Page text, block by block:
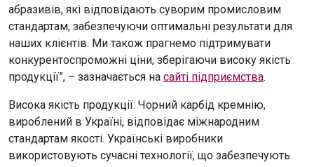
абразивів, які відповідають суворим промисловим
стандартам, забезпечуючи оптимальні результати для
наших клієнтів. Ми також прагнемо підтримувати
конкурентоспроможні ціни, зберігаючи високу якість
продукції”, – зазначається на сайті підприємства.
Висока якість продукції: Чорний карбід кремнію,
вироблений в Україні, відповідає міжнародним
стандартам якості. Українські виробники
використовують сучасні технології, що забезпечують